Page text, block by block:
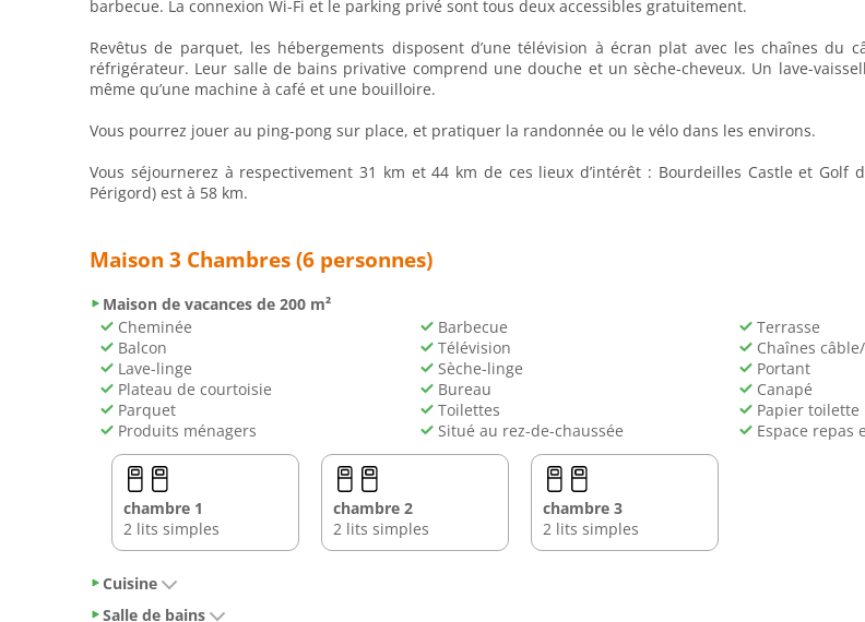
barbecue. La connexion Wi-Fi et le parking privé sont tous deux accessibles gratuitement.
Revêtus de parquet, les hébergements disposent d’une télévision à écran plat avec les chaînes du
réfrigérateur. Leur salle de bains privative comprend une douche et un sèche-cheveux. Un lave-
même qu’une machine à café et une bouilloire.
Vous pourrez jouer au ping-pong sur place, et pratiquer la randonnée ou le vélo dans les environs.
Vous séjournerez à respectivement 31 km et 44 km de ces lieux d’intérêt : Bourdeilles Castle et Golf
Périgord) est à 58 km.
Maison 3 Chambres (6 personnes)
Maison de vacances de 200 m²
Cheminée
Barbecue Terrasse
Balcon
Télévision Chaînes
Lave-linge
Sèche-linge Portant
Plateau de courtoisie
Bureau Canapé
Parquet
Toilettes Papier toilette
Produits ménagers
Situé au rez-de-chaussée Espace repas
chambre 1
2 lits simples
chambre 2
2 lits simples
chambre 3
2 lits simples
Cuisine
Salle de bains